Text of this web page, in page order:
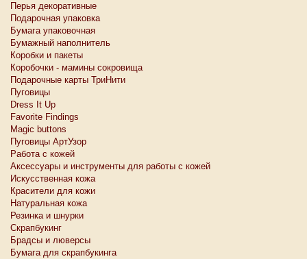
Перья декоративные
Подарочная упаковка
Бумага упаковочная
Бумажный наполнитель
Коробки и пакеты
Коробочки - мамины сокровища
Подарочные карты ТриНити
Пуговицы
Dress It Up
Favorite Findings
Magic buttons
Пуговицы АртУзор
Работа с кожей
Аксессуары и инструменты для работы с кожей
Искусственная кожа
Красители для кожи
Натуральная кожа
Резинка и шнурки
Скрапбукинг
Брадсы и люверсы
Бумага для скрапбукинга